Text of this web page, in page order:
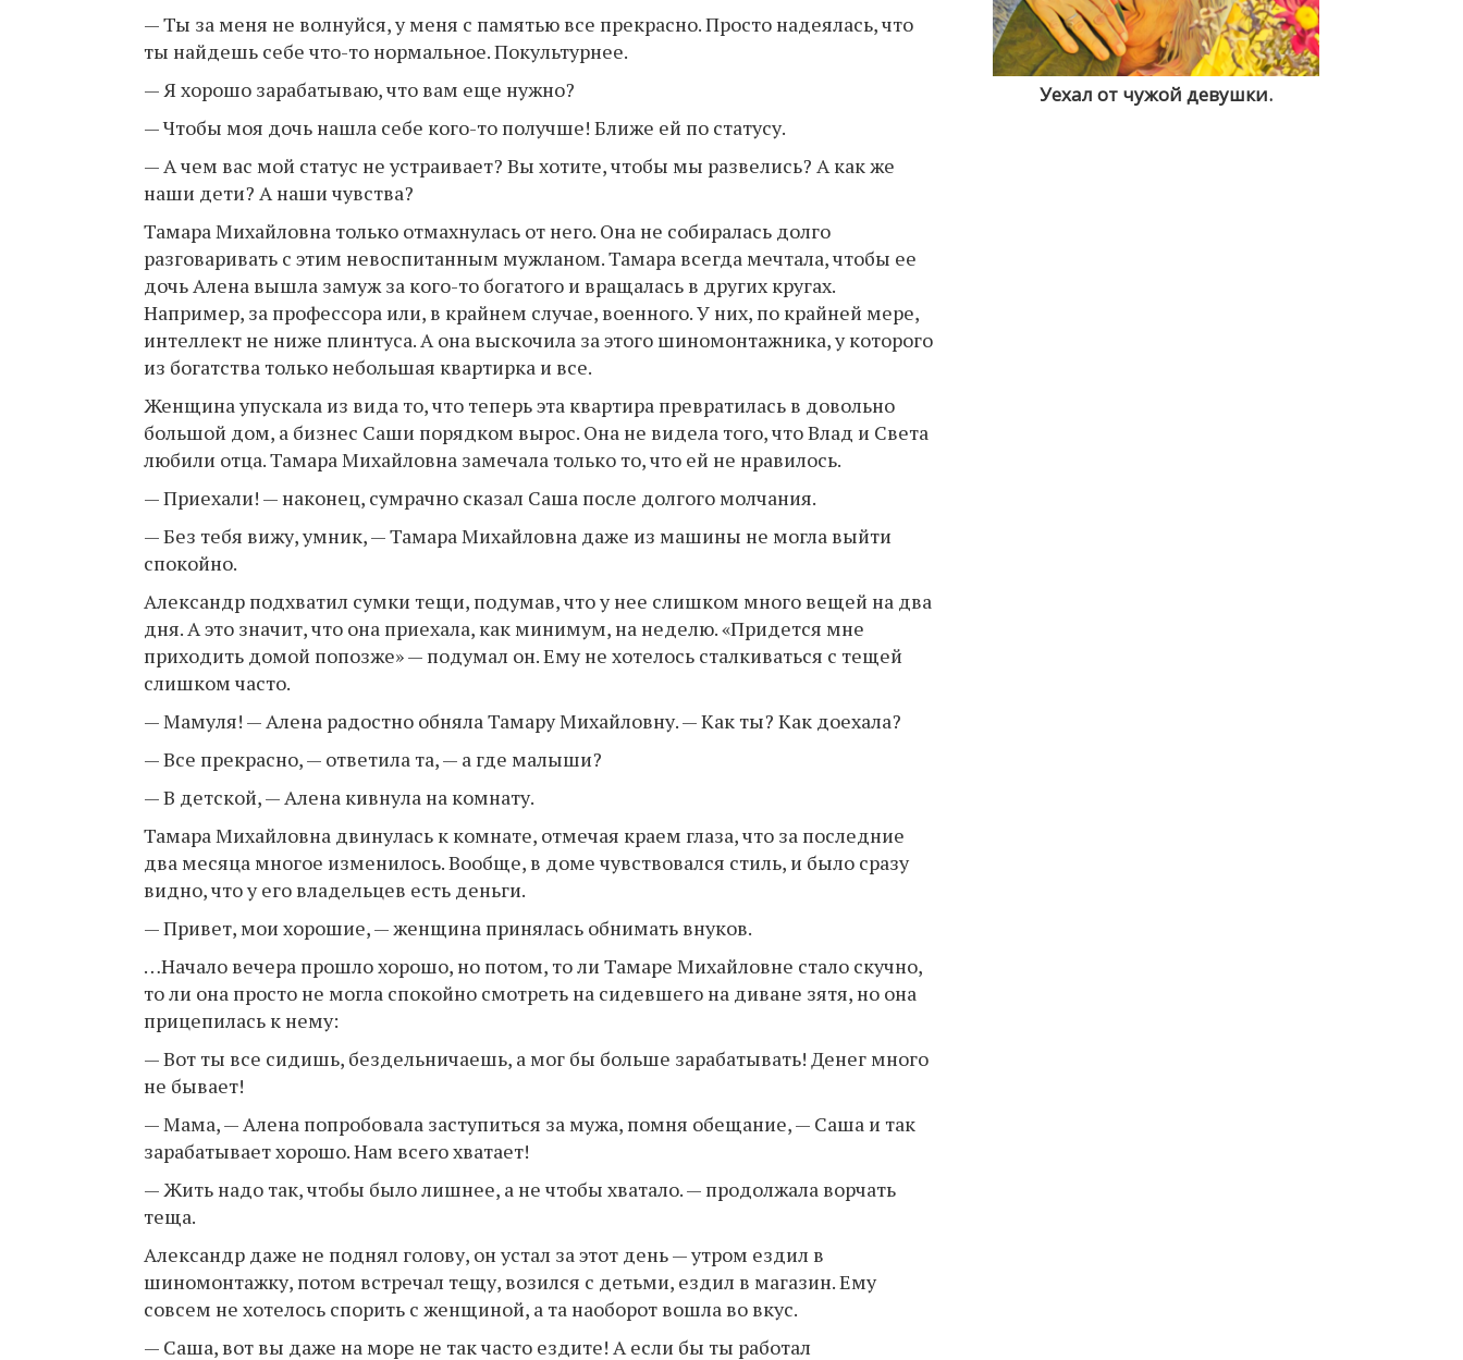
— Ты за меня не волнуйся, у меня с памятью все прекрасно. Просто надеялась, что
ты найдешь себе что-то нормальное. Покультурнее.
— Я хорошо зарабатываю, что вам еще нужно?
— Чтобы моя дочь нашла себе кого-то получше! Ближе ей по статусу.
— А чем вас мой статус не устраивает? Вы хотите, чтобы мы развелись? А как же
наши дети? А наши чувства?
Тамара Михайловна только отмахнулась от него. Она не собиралась долго
разговаривать с этим невоспитанным мужланом. Тамара всегда мечтала, чтобы ее
дочь Алена вышла замуж за кого-то богатого и вращалась в других кругах.
Например, за профессора или, в крайнем случае, военного. У них, по крайней мере,
интеллект не ниже плинтуса. А она выскочила за этого шиномонтажника, у которого
из богатства только небольшая квартирка и все.
Женщина упускала из вида то, что теперь эта квартира превратилась в довольно
большой дом, а бизнес Саши порядком вырос. Она не видела того, что Влад и Света
любили отца. Тамара Михайловна замечала только то, что ей не нравилось.
— Приехали! — наконец, сумрачно сказал Саша после долгого молчания.
— Без тебя вижу, умник, — Тамара Михайловна даже из машины не могла выйти
спокойно.
Александр подхватил сумки тещи, подумав, что у нее слишком много вещей на два
дня. А это значит, что она приехала, как минимум, на неделю. «Придется мне
приходить домой попозже» — подумал он. Ему не хотелось сталкиваться с тещей
слишком часто.
— Мамуля! — Алена радостно обняла Тамару Михайловну. — Как ты? Как доехала?
— Все прекрасно, — ответила та, — а где малыши?
— В детской, — Алена кивнула на комнату.
Тамара Михайловна двинулась к комнате, отмечая краем глаза, что за последние
два месяца многое изменилось. Вообще, в доме чувствовался стиль, и было сразу
видно, что у его владельцев есть деньги.
— Привет, мои хорошие, — женщина принялась обнимать внуков.
…Начало вечера прошло хорошо, но потом, то ли Тамаре Михайловне стало скучно,
то ли она просто не могла спокойно смотреть на сидевшего на диване зятя, но она
прицепилась к нему:
— Вот ты все сидишь, бездельничаешь, а мог бы больше зарабатывать! Денег много
не бывает!
— Мама, — Алена попробовала заступиться за мужа, помня обещание, — Саша и так
зарабатывает хорошо. Нам всего хватает!
— Жить надо так, чтобы было лишнее, а не чтобы хватало. — продолжала ворчать
теща.
Александр даже не поднял голову, он устал за этот день — утром ездил в
шиномонтажку, потом встречал тещу, возился с детьми, ездил в магазин. Ему
совсем не хотелось спорить с женщиной, а та наоборот вошла во вкус.
— Саша, вот вы даже на море не так часто ездите! А если бы ты работал
Уехал от чужой девушки.